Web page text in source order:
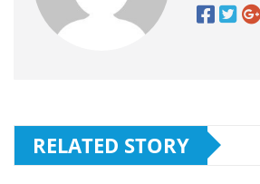
RELATED STORY